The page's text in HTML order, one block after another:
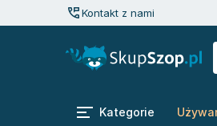
Kontakt z nami
Kategorie